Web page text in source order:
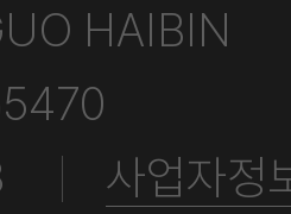
HAIBIN
사업자정